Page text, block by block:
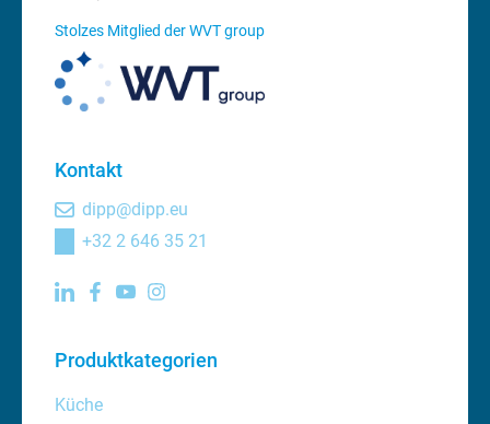
Stolzes Mitglied der WVT group
Kontakt
dipp@dipp.eu
+32 2 646 35 21
Produktkategorien
Küche